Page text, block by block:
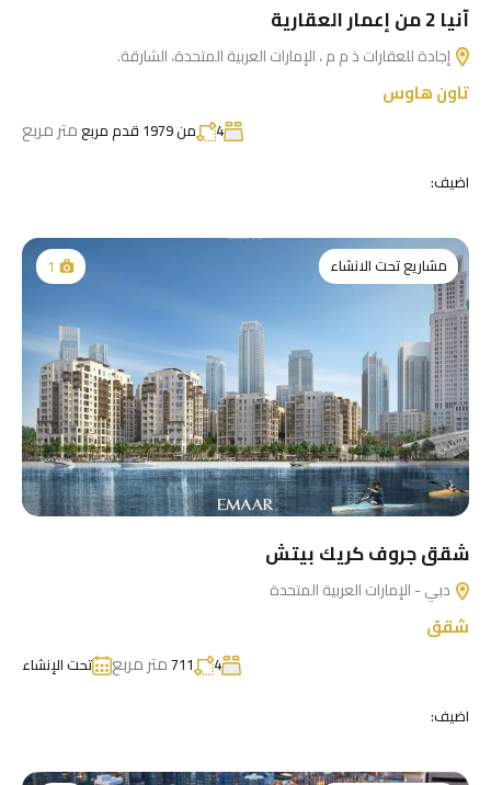
آنيا 2 من إعمار العقارية
إجادة للعقارات ذ م م ، الإمارات العربية المتحدة، الشارقة.
تاون هاوس
4 من 1979 قدم مربع متر مربع
اضيف:
مشاريع تحت الانشاء 1
شقق جروف كريك بيتش
دبي - الإمارات العربية المتحدة
شقق
4
711متر مربع
تحت الإنشاء
اضيف: